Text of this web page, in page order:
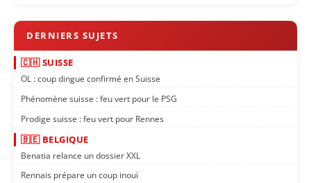
🇨🇭 SUISSE
OL : coup dingue confirmé en Suisse
Phénomène suisse : feu vert pour le PSG
Prodige suisse : feu vert pour Rennes
🇧🇪 BELGIQUE
Benatia relance un dossier XXL
Rennais prépare un coup inouï